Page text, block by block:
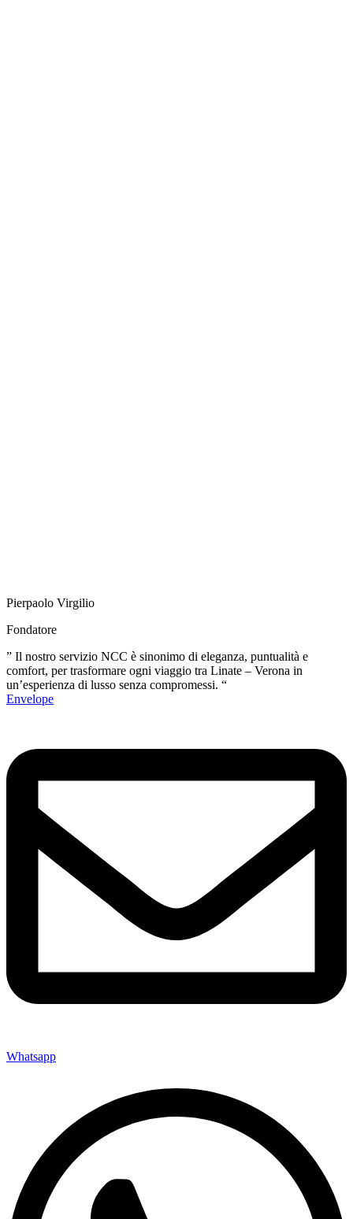
Pierpaolo Virgilio
Fondatore
” Il nostro servizio NCC è sinonimo di eleganza, puntualità e
comfort, per trasformare ogni viaggio tra Linate – Verona in
un’esperienza di lusso senza compromessi. “
Envelope
Whatsapp